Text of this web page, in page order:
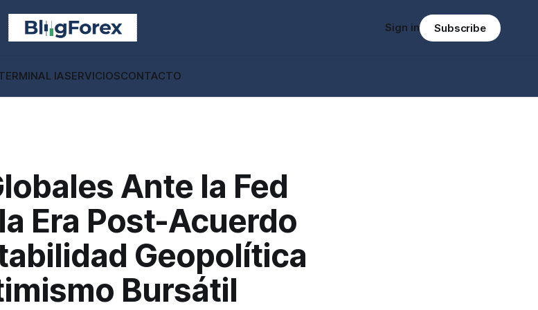
IASERVICIOSCONTACTO
Sign in Subscribe
Ante la Fed
Era Post-Acuerdo
Geopolítica
Bursátil